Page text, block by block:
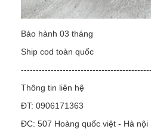
Bảo hành 03 tháng
Ship cod toàn quốc
Thông tin liên hệ
ĐT: 0906171363
ĐC: 507 Hoàng quốc việt - Hà nội